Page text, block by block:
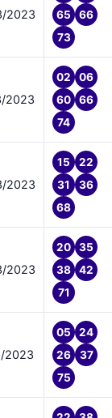
2023
65
66
73
2023
02
06
60
66
74
2023
15
22
31
36
68
2023
20
35
38
42
71
2023
05
24
26
37
75